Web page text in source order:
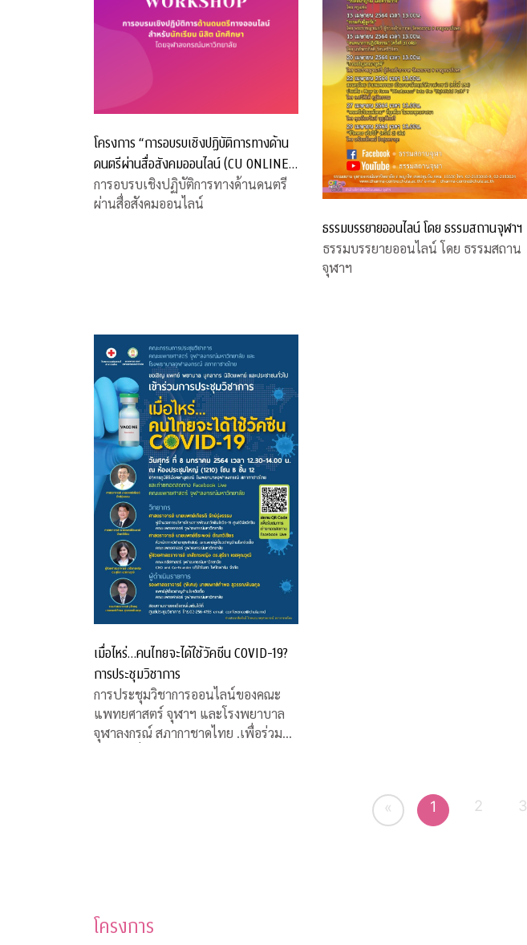
โครงการ “การอบรบเชิงปฏิบัติการทางด้าน
ดนตรีผ่านสื่อสังคมออนไลน์ (CU ONLINE
MUSIC WORKSHOP)”
การอบรบเชิงปฏิบัติการทางด้านดนตรี
ผ่านสื่อสังคมออนไลน์
ธรรมบรรยายออนไลน์ โดย ธรรมสถานจุฬาฯ
ธรรมบรรยายออนไลน์ โดย ธรรมสถาน
จุฬาฯ
เมื่อไหร่…คนไทยจะได้ใช้วัคซีน COVID-19?
การประชุมวิชาการ
การประชุมวิชาการออนไลน์ของคณะ
แพทยศาสตร์ จุฬาฯ และโรงพยาบาล
จุฬาลงกรณ์ สภากาชาดไทย .เพื่อร่วมหา
« 1 2 3
โครงการ